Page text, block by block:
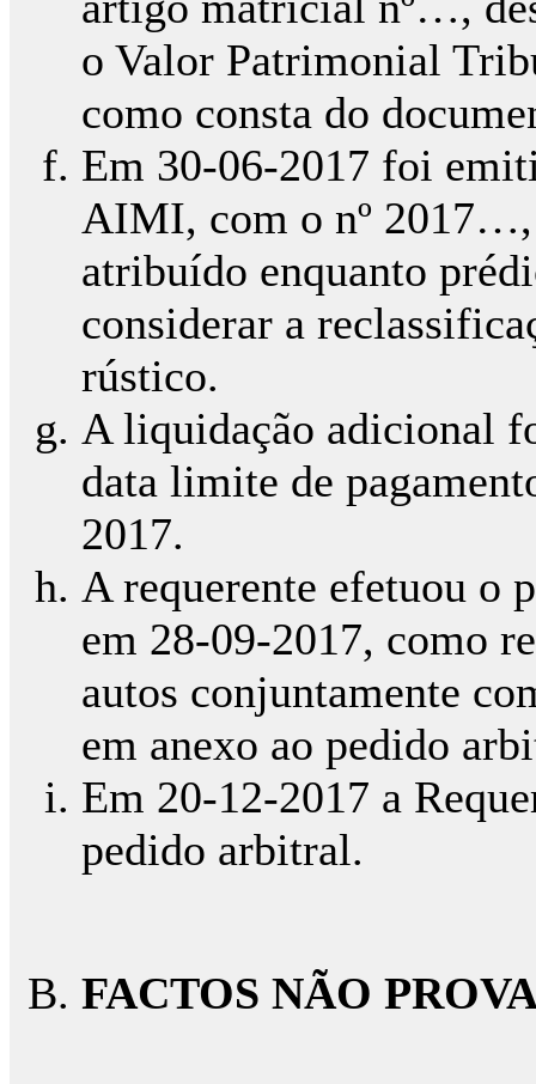
o Valor Patrimonial
como consta do
Em 30-06-2017 foi
AIMI, com o nº 2017…,
atribuído enquanto
considerar a
rústico.
A liquidação adicional
data limite de
2017.
A requerente efetuou o
em 28-09-2017, como
autos conjuntamente
em anexo ao pedido
Em 20-12-2017 a
pedido arbitral.
FACTOS NÃO